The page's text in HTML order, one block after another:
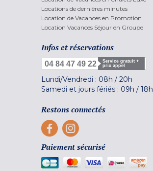
Locations de dernières minutes
Location de Vacances en Promotion
Location Vacances Séjour en Groupe
Infos et réservations
04 84 47 49 22
Service gratuit +
prix appel
Lundi/Vendredi : 08h / 20h
Samedi et jours fériés : 09h / 18h
Restons connectés
Paiement sécurisé